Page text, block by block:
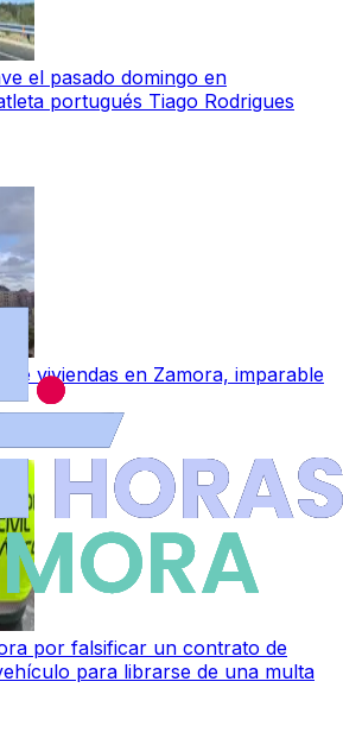
el pasado domingo en
portugués Tiago Rodrigues
de viviendas en Zamora, imparable
por falsificar un contrato de
para librarse de una multa